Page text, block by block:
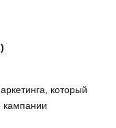
)
который
кампании